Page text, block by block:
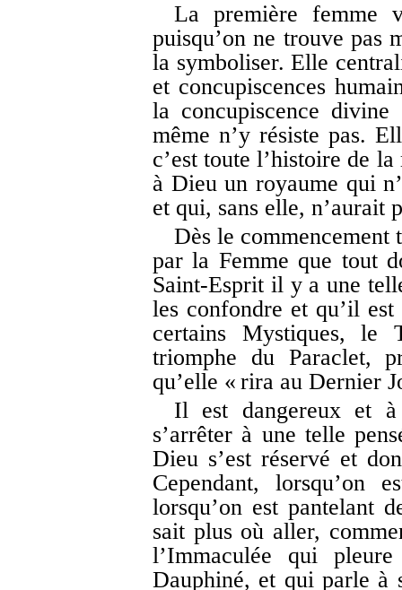
La première femme
puisqu’on ne trouve pas
la symboliser. Elle
et concupiscences
la concupiscence
même n’y résiste pas.
c’est toute l’histoire de
à Dieu un royaume qui
et qui, sans elle, n’aurait
Dès le commencement
par la Femme que tout
Saint-Esprit il y a une
les confondre et qu’il
certains Mystiques, le
triomphe du Paraclet,
qu’elle « rira au Dernier
Il est dangereux et
s’arrêter à une telle
Dieu s’est réservé et
Cependant, lorsqu’on
lorsqu’on est pantelant
sait plus où aller,
l’Immaculée qui
Dauphiné, et qui parle à